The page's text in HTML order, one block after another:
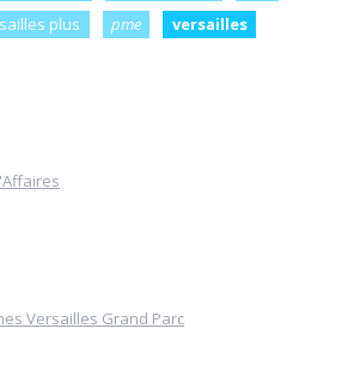
plus pme
versailles
Versailles Grand Parc